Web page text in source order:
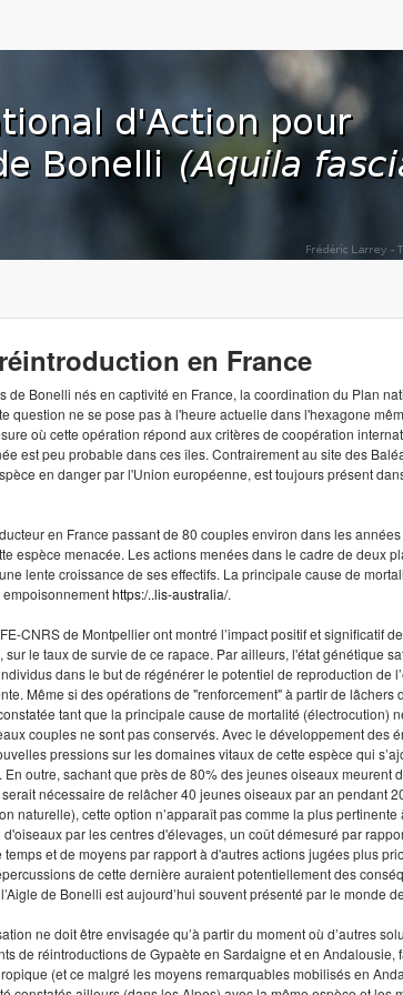
en France
Bonelli nés en captivité en France, la coordination du Plan
question ne se pose pas à l'heure actuelle dans l'hexagone
où cette opération répond aux critères de coopération
est peu probable dans ces îles. Contrairement au site des
en danger par l'Union européenne, est toujours présent
en France passant de 80 couples environ dans les
espèce menacée. Les actions menées dans le cadre de deux
lente croissance de ses effectifs. La principale cause de
https:/..lis-australia/.
CNRS de Montpellier ont montré l’impact positif et significatif
le taux de survie de ce rapace. Par ailleurs, l'état génétique
dans le but de régénérer le potentiel de reproduction de
Même si des opérations de "renforcement" à partir de
tant que la principale cause de mortalité (électrocution)
couples ne sont pas conservés. Avec le développement des
pressions sur les domaines vitaux de cette espèce qui
outre, sachant que près de 80% des jeunes oiseaux meurent
nécessaire de relâcher 40 jeunes oiseaux par an pendant
naturelle), cette option n’apparaît pas comme la plus pertinente
par les centres d'élevages, un coût démesuré par
et de moyens par rapport à d'autres actions jugées plus
de cette dernière auraient potentiellement des
de Bonelli est aujourd’hui souvent présenté par le monde
ne doit être envisagée qu’à partir du moment où d’autres
de réintroductions de Gypaète en Sardaigne et en Andalousie,
(et ce malgré les moyens remarquables mobilisés en